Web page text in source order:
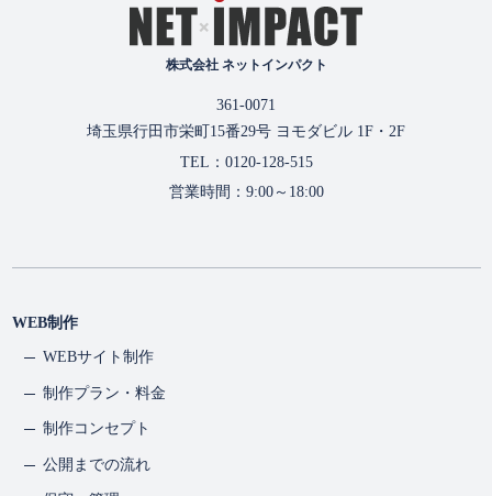
WEB制作
WEBサイト制作
制作プラン・料金
制作コンセプト
公開までの流れ
株式会社 ネットインパクト
361-0071
埼玉県行田市栄町15番29号 ヨモダビル 1F・2F
TEL：0120-128-515
営業時間：9:00～18:00